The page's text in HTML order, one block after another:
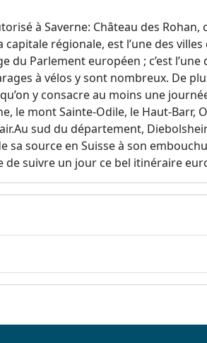
à Saverne: Château des Rohan,
régionale, est l’une des villes
du Parlement européen ; c’est
à vélos y sont nombreux. De
y consacre au moins une
le mont Sainte-Odile, le Haut-Barr,
sud du département,
source en Suisse à son
de suivre un jour ce bel itinéraire